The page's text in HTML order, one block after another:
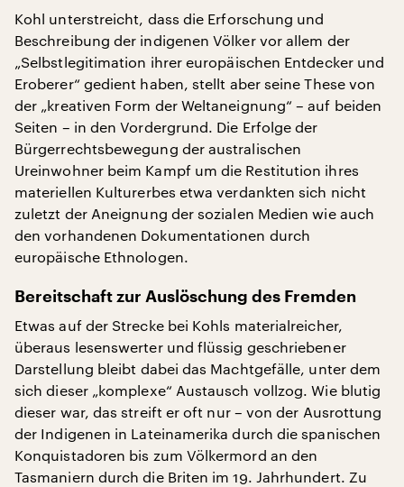
Kohl unterstreicht, dass die Erforschung und
Beschreibung der indigenen Völker vor allem der
„Selbstlegitimation ihrer europäischen Entdecker und
Eroberer“ gedient haben, stellt aber seine These von
der „kreativen Form der Weltaneignung“ – auf beiden
Seiten – in den Vordergrund. Die Erfolge der
Bürgerrechtsbewegung der australischen
Ureinwohner beim Kampf um die Restitution ihres
materiellen Kulturerbes etwa verdankten sich nicht
zuletzt der Aneignung der sozialen Medien wie auch
den vorhandenen Dokumentationen durch
europäische Ethnologen.
Bereitschaft zur Auslöschung des Fremden
Etwas auf der Strecke bei Kohls materialreicher,
überaus lesenswerter und flüssig geschriebener
Darstellung bleibt dabei das Machtgefälle, unter dem
sich dieser „komplexe“ Austausch vollzog. Wie blutig
dieser war, das streift er oft nur – von der Ausrottung
der Indigenen in Lateinamerika durch die spanischen
Konquistadoren bis zum Völkermord an den
Tasmaniern durch die Briten im 19. Jahrhundert. Zu